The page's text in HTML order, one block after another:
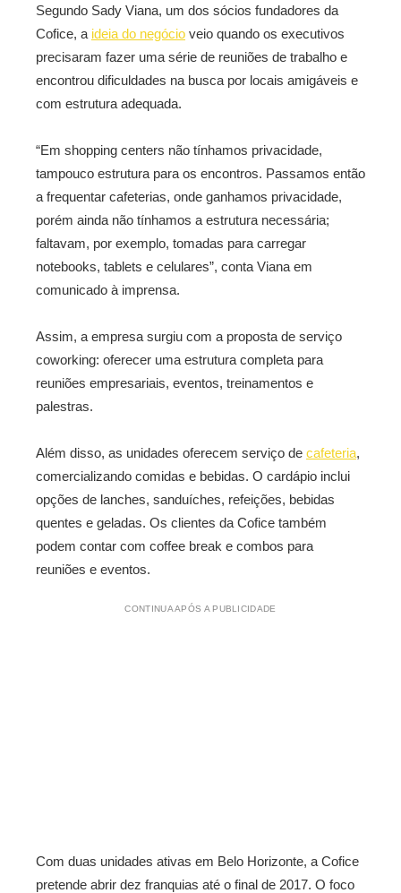
Segundo Sady Viana, um dos sócios fundadores da
Cofice, a ideia do negócio veio quando os executivos
precisaram fazer uma série de reuniões de trabalho e
encontrou dificuldades na busca por locais amigáveis e
com estrutura adequada.
“Em shopping centers não tínhamos privacidade,
tampouco estrutura para os encontros. Passamos então
a frequentar cafeterias, onde ganhamos privacidade,
porém ainda não tínhamos a estrutura necessária;
faltavam, por exemplo, tomadas para carregar
notebooks, tablets e celulares”, conta Viana em
comunicado à imprensa.
Assim, a empresa surgiu com a proposta de serviço
coworking: oferecer uma estrutura completa para
reuniões empresariais, eventos, treinamentos e
palestras.
Além disso, as unidades oferecem serviço de cafeteria,
comercializando comidas e bebidas. O cardápio inclui
opções de lanches, sanduíches, refeições, bebidas
quentes e geladas. Os clientes da Cofice também
podem contar com coffee break e combos para
reuniões e eventos.
CONTINUA APÓS A PUBLICIDADE
Com duas unidades ativas em Belo Horizonte, a Cofice
pretende abrir dez franquias até o final de 2017. O foco